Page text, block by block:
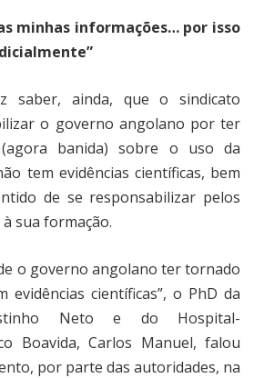
minhas informações… por isso
saber, ainda, que o sindicato
o governo angolano por ter
banida) sobre o uso da
tem evidências científicas, bem
de se responsabilizar pelos
sua formação.
o governo angolano ter tornado
evidências científicas”, o PhD da
Neto e do Hospital-
Boavida, Carlos Manuel, falou
por parte das autoridades, na